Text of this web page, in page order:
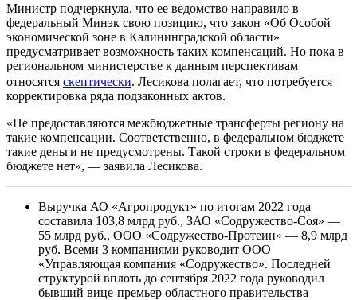
Министр подчеркнула, что ее ведомство направило в
федеральный Минэк свою позицию, что закон «Об Особой
экономической зоне в Калининградской области»
предусматривает возможность таких компенсаций. Но пока в
региональном министерстве к данным перспективам
относятся скептически. Лесикова полагает, что потребуется
корректировка ряда подзаконных актов.
«Не предоставляются межбюджетные трансферты региону на
такие компенсации. Соответственно, в федеральном бюджете
такие деньги не предусмотрены. Такой строки в федеральном
бюджете нет», — заявила Лесикова.
Выручка АО «Агропродукт» по итогам 2022 года
составила 103,8 млрд руб., ЗАО «Содружество-Соя» —
55 млрд руб., ООО «Содружество-Протеин» — 8,9 млрд
руб. Всеми 3 компаниями руководит ООО
«Управляющая компания «Содружество». Последней
структурой вплоть до сентября 2022 года руководил
бывший вице-премьер областного правительства